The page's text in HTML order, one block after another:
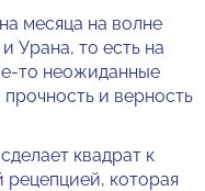
месяца на волне
Урана, то есть на
то неожиданные
и верность
квадрат к
рецепцией, которая